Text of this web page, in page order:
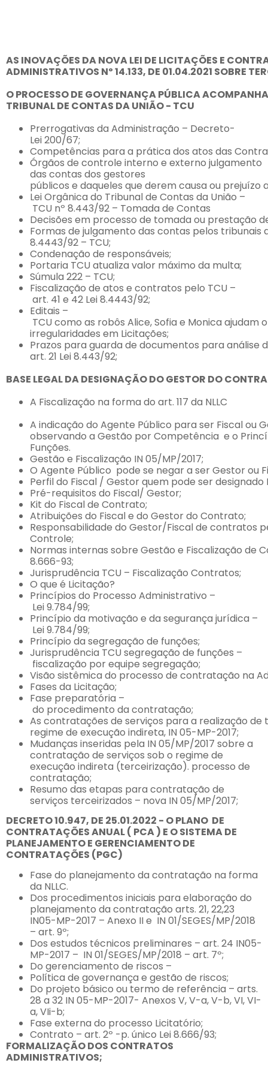
AS INOVAÇÕES DANOVALEI DE LICITAÇÕES E
ADMINISTRATIVOS Nº14.133, DE 01.04.2021 SOBRE
OPROCESSODE GOVERNANÇAPÚBLICAAC
TRIBUNALDE CONTAS DAUNIÃO- TCU
Prerrogativas da Administração – Decreto-
Lei200/67;
Competências para a prática dos atos das
Órgãos de controle interno e externo julgamento
das contas dos gestores
públicos e daqueles que derem causa ou prejuízo
LeiOrgânica do Tribunalde Contas da União –
TCU nº 8.443/92 – Tomada de Contas
Decisões em processo de tomada ou prestação
Formas de julgamento das contas pelos tribunais
8.4443/92 – TCU;
Condenação de responsáveis;
Portaria TCU atualiza valor máximo da multa;
Súmula 222 – TCU;
Fiscalização de atos e contratos pelo TCU –
art. 41 e 42 Lei8.4443/92;
Editais –
TCU como as robôs Alice,Sofia e Monica ajudam o
irregularidades em Licitações;
Prazos para guarda de documentos para análise
art. 21 Lei 8.443/92;
BASE LEGALDADESIGNAÇÃODOGESTOR DO
A Fiscalização na forma do art. 117 da NLLC
A indicação do Agente Público para ser Fiscalou
observando a Gestão porCompetência e o
Funções.
Gestão e Fiscalização IN 05/MP/2017;
O Agente Público pode se negara serGestorou
Perfildo Fiscal / Gestorquem pode serdesignado
Pré-requisitos do Fiscal/ Gestor;
Kit do Fiscalde Contrato;
Atribuições do Fiscale do Gestordo Contrato;
Responsabilidade do Gestor/Fiscalde contratos
Controle;
Normas internas sobre Gestão e Fiscalização de
8.666-93;
Jurisprudência TCU – Fiscalização Contratos;
O que é Licitação?
Princípios do Processo Administrativo –
Lei9.784/99;
Princípio da motivação e da segurança jurídica –
Lei9.784/99;
Princípio da segregação de funções;
Jurisprudência TCU segregação de funções –
fiscalização porequipe segregação;
Visão sistêmica do processo de contratação na
Fases da Licitação;
Fase preparatória –
do procedimento da contratação;
As contratações de serviços para a realização de
regime de execução indireta, IN 05-MP-2017;
Mudanças inseridas pela IN 05/MP/2017 sobre a
contratação de serviços sob o regime de
execução indireta (terceirização). processo de
contratação;
Resumo das etapas para contratação de
serviços terceirizados – nova IN 05/MP/2017;
DECRETO 10.947, DE 25.01.2022 - O PLANO DE
CONTRATAÇÕES ANUAL ( PCA ) E O SISTEMA DE
PLANEJAMENTO E GERENCIAMENTO DE
CONTRATAÇÕES (PGC)
Fase do planejamento da contratação na forma
da NLLC.
Dos procedimentos iniciais para elaboração do
planejamento da contratação arts. 21, 22,23
IN05-MP-2017 – Anexo II e IN 01/SEGES/MP/2018
– art. 9º;
Dos estudos técnicos preliminares – art. 24 IN05-
MP-2017 – IN 01/SEGES/MP/2018 – art. 7º;
Do gerenciamento de riscos –
Política de governança e gestão de riscos;
Do projeto básico ou termo de referência – arts.
28 a 32 IN 05-MP-2017- Anexos V, V-a, V-b, VI, VI-
a, VIi-b;
Fase externa do processo Licitatório;
Contrato – art. 2º -p. único Lei 8.666/93;
FORMALIZAÇÃO DOS CONTRATOS
ADMINISTRATIVOS;